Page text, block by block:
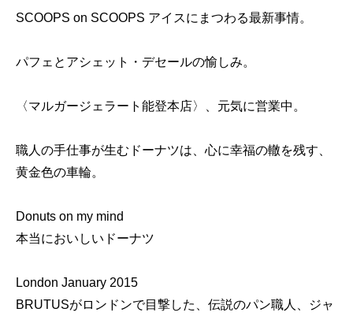
SCOOPS on SCOOPS アイスにまつわる最新事情。
パフェとアシェット・デセールの愉しみ。
〈マルガージェラート能登本店〉、元気に営業中。
職人の手仕事が生むドーナツは、心に幸福の轍を残す、
黄金色の車輪。
Donuts on my mind
本当においしいドーナツ
London January 2015
BRUTUSがロンドンで目撃した、伝説のパン職人、ジャ